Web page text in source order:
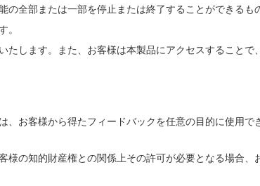
全部または一部を停止または終了することができるも
します。また、お客様は本製品にアクセスすることで
お客様から得たフィードバックを任意の目的に使用
の知的財産権との関係上その許可が必要となる場合